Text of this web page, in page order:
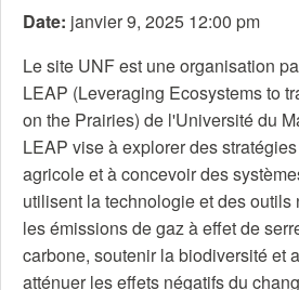
Date: janvier 9, 2025 12:00 pm
Le site UNF est une organisation
LEAP (Leveraging Ecosystems to
on the Prairies) de l'Université du
LEAP vise à explorer des
agricole et à concevoir des
utilisent la technologie et des outils
les émissions de gaz à effet de
carbone, soutenir la biodiversité et
atténuer les effets négatifs du